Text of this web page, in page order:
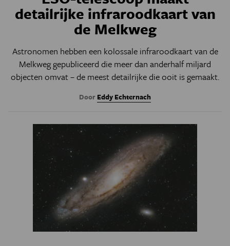
detailrijke infraroodkaart van
de Melkweg
Astronomen hebben een kolossale infraroodkaart van de
Melkweg gepubliceerd die meer dan anderhalf miljard
objecten omvat – de meest detailrijke die ooit is gemaakt.
Door Eddy Echternach